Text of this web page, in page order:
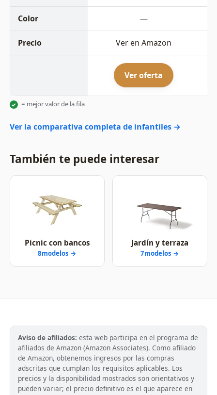
Color —
Precio Ver en Amazon
Ver oferta
✓ = mejor valor de la fila
Ver la comparativa completa de infantiles →
También te puede interesar
Picnic con bancos
8modelos →
Jardín y terraza
7modelos →
Aviso de afiliados: esta web participa en el programa de
afiliados de Amazon (Amazon Associates). Como afiliado
de Amazon, obtenemos ingresos por las compras
adscritas que cumplan los requisitos aplicables. Los
precios y la disponibilidad mostrados son orientativos y
pueden variar; el precio definitivo es el que aparece en